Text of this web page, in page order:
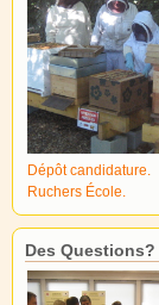
Dépôt candidature.
Ruchers École.
Des Questions?